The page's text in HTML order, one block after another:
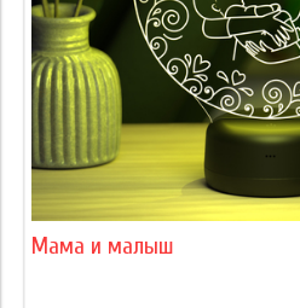
Мама и малыш